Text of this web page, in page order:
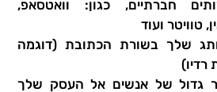
חברתיים, כגון: וואטסאפ,
טוויטר ועוד
שלך בשורת הכתובת (דוגמה
רדיו)
גדול של אנשים אל העסק שלך